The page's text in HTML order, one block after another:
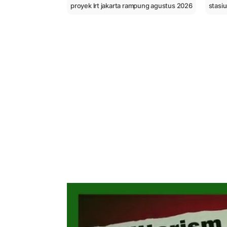
proyek lrt jakarta rampung agustus 2026